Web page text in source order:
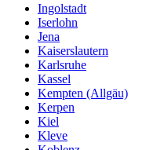
Ingolstadt
Iserlohn
Jena
Kaiserslautern
Karlsruhe
Kassel
Kempten (Allgäu)
Kerpen
Kiel
Kleve